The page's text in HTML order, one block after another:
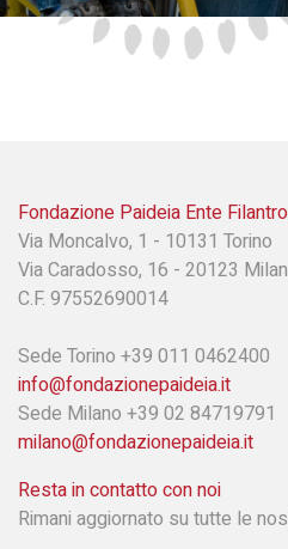
Fondazione Paideia Ente
Via Moncalvo, 1 - 10131 Torino
Via Caradosso, 16 - 20123
C.F. 97552690014
Sede Torino +39 011 0462400
info@fondazionepaideia.it
Sede Milano +39 02 84719791
milano@fondazionepaideia.it
Resta in contatto con noi
Rimani aggiornato su tutte le